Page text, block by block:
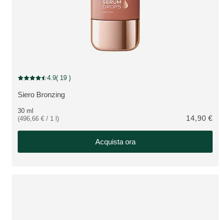
VEDI PRODOTTO:
Siero Bronzing
Valutazione attuale: 4.9 su 5 stelle recensito da 19 consumatori
4.9( 19 )
30 ml
(496,66 € / 1 l)
14,90 €
Acquista ora